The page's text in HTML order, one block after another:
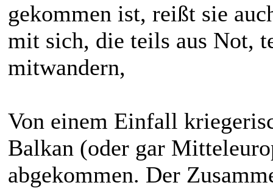
gekommen ist, reißt sie
mit sich, die teils aus Not,
mitwandern,
Von einem Einfall
Balkan (oder gar
abgekommen. Der